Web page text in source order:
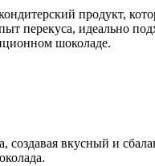
продукт,
перекуса, идеально
шоколаде.
вкусный и